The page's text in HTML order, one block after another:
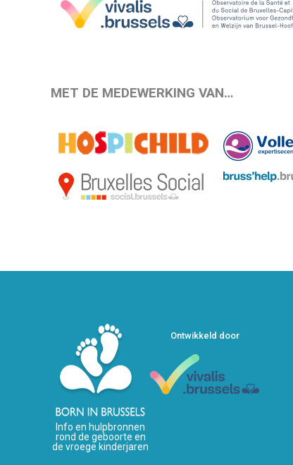
MET DE MEDEWERKING VAN…
Info en hulpbronnen
rond de geboorte en
de vroege kinderjaren
Ontwikkeld door